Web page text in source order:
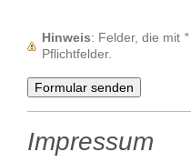
Hinweis : Felder, die mit *
Pflichtfelder.
Impressum